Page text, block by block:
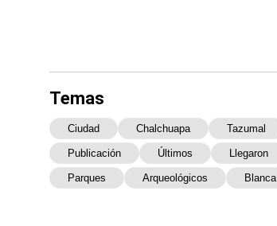
Temas
Ciudad Chalchuapa Tazumal
Publicación Últimos Llegaron
Parques Arqueológicos Blanca